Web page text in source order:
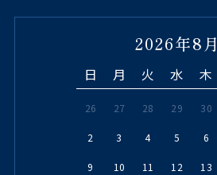
2026年8月
日 月 火 水 木
26 27 28 29 30
2 3 4 5 6
9 10 11 12 13